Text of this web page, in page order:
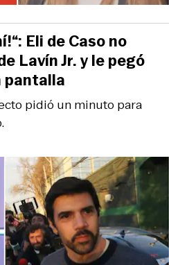
pidió un minuto para
Eli de Caso no
Lavín Jr. y le pegó
pantalla